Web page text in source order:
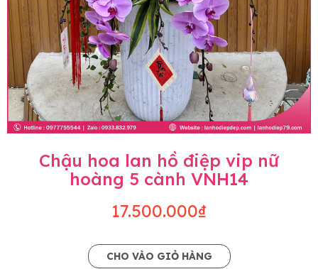
Chậu hoa lan hồ điệp vip nữ
hoàng 5 cành VNH14
17.500.000₫
CHO VÀO GIỎ HÀNG